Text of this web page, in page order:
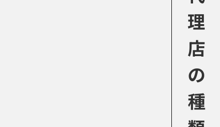
理
店
の
種